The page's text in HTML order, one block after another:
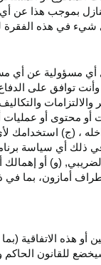
بموجب هذا
شيء في هذه الفقرة
مسؤولية عن أي
توافق على
محتوى أو عمليات
، (ج) استخدامك
في ذلك أي سياسة
(و) أو
أمازون، بما
أو هذه
سيخضع للقانون